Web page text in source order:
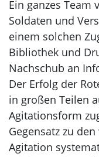
Ein ganzes
Soldaten und
einem solchen
Bibliothek und
Nachschub an
Der Erfolg der
in großen Teilen
Agitationsform
Gegensatz zu
Agitation